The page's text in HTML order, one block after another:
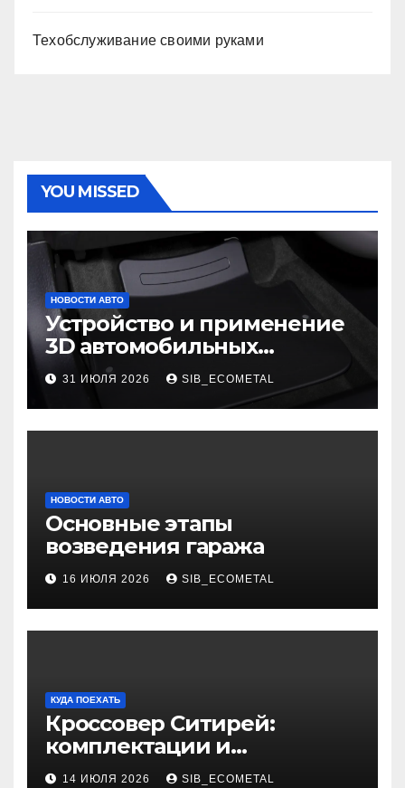
Техобслуживание своими руками
YOU MISSED
НОВОСТИ АВТО
Устройство и применение
3D автомобильных
ковриков
31 ИЮЛЯ 2026 SIB_ECOMETAL
НОВОСТИ АВТО
Основные этапы
возведения гаража
16 ИЮЛЯ 2026 SIB_ECOMETAL
КУДА ПОЕХАТЬ
Кроссовер Ситирей:
комплектации и
характеристики
14 ИЮЛЯ 2026 SIB_ECOMETAL